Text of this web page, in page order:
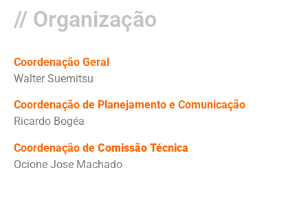
// Organização
Coordenação Geral
Walter Suemitsu
Coordenação de Planejamento e Comunicação
Ricardo Bogéa
Coordenação de Comissão Técnica
Ocione Jose Machado